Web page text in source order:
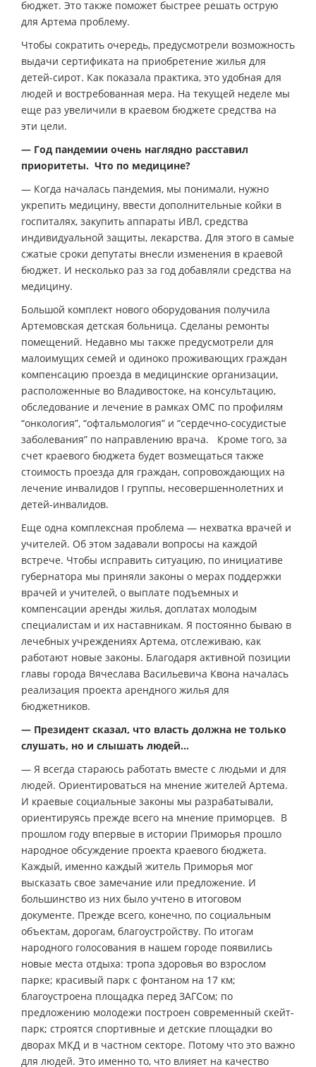
бюджет. Это также поможет быстрее решать острую
для Артема проблему.
Чтобы сократить очередь, предусмотрели возможность
выдачи сертификата на приобретение жилья для
детей-сирот. Как показала практика, это удобная для
людей и востребованная мера. На текущей неделе мы
еще раз увеличили в краевом бюджете средства на
эти цели.
— Год пандемии очень наглядно расставил
приоритеты. Что по медицине?
— Когда началась пандемия, мы понимали, нужно
укрепить медицину, ввести дополнительные койки в
госпиталях, закупить аппараты ИВЛ, средства
индивидуальной защиты, лекарства. Для этого в самые
сжатые сроки депутаты внесли изменения в краевой
бюджет. И несколько раз за год добавляли средства на
медицину.
Большой комплект нового оборудования получила
Артемовская детская больница. Сделаны ремонты
помещений. Недавно мы также предусмотрели для
малоимущих семей и одиноко проживающих граждан
компенсацию проезда в медицинские организации,
расположенные во Владивостоке, на консультацию,
обследование и лечение в рамках ОМС по профилям
“онкология”, “офтальмология” и “сердечно-сосудистые
заболевания” по направлению врача. Кроме того, за
счет краевого бюджета будет возмещаться также
стоимость проезда для граждан, сопровождающих на
лечение инвалидов I группы, несовершеннолетних и
детей-инвалидов.
Еще одна комплексная проблема — нехватка врачей и
учителей. Об этом задавали вопросы на каждой
встрече. Чтобы исправить ситуацию, по инициативе
губернатора мы приняли законы о мерах поддержки
врачей и учителей, о выплате подъемных и
компенсации аренды жилья, доплатах молодым
специалистам и их наставникам. Я постоянно бываю в
лечебных учреждениях Артема, отслеживаю, как
работают новые законы. Благодаря активной позиции
главы города Вячеслава Васильевича Квона началась
реализация проекта арендного жилья для
бюджетников.
— Президент сказал, что власть должна не только
слушать, но и слышать людей…
— Я всегда стараюсь работать вместе с людьми и для
людей. Ориентироваться на мнение жителей Артема.
И краевые социальные законы мы разрабатывали,
ориентируясь прежде всего на мнение приморцев. В
прошлом году впервые в истории Приморья прошло
народное обсуждение проекта краевого бюджета.
Каждый, именно каждый житель Приморья мог
высказать свое замечание или предложение. И
большинство из них было учтено в итоговом
документе. Прежде всего, конечно, по социальным
объектам, дорогам, благоустройству. По итогам
народного голосования в нашем городе появились
новые места отдыха: тропа здоровья во взрослом
парке; красивый парк с фонтаном на 17 км;
благоустроена площадка перед ЗАГСом; по
предложению молодежи построен современный скейт-
парк; строятся спортивные и детские площадки во
дворах МКД и в частном секторе. Потому что это важно
для людей. Это именно то, что влияет на качество